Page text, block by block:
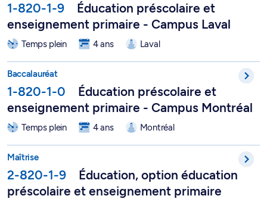
1-820-1-9
Éducation préscolaire et
enseignement primaire - Campus Laval
Temps plein 4 ans Laval
Baccalauréat en éducation préscolaire et enseignement
Baccalauréat
1-820-1-0
Éducation préscolaire et
enseignement primaire - Campus Montréal
Temps plein 4 ans Montréal
Maîtrise en éducation, option Éducation préscolaire et
Maîtrise
2-820-1-9
Éducation, option éducation
préscolaire et enseignement primaire